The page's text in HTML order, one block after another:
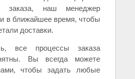
заказа, наш менеджер
в ближайшее время, чтобы
доставки.
все процессы заказа
Вы всегда можете
чтобы задать любые